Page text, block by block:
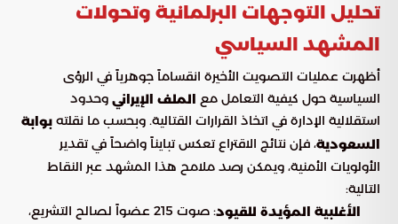
تحليل التوجهات البرلمانية وتحولات
المشهد السياسي
أظهرت عمليات التصويت الأخيرة انقساماً جوهرياً في الرؤى
السياسية حول كيفية التعامل مع الملف الإيراني وحدود
استقلالية الإدارة في اتخاذ القرارات القتالية. وبحسب ما نقلته بوابة
السعودية، فإن نتائج الاقتراع تعكس تبايناً واضحاً في تقدير
الأولويات الأمنية، ويمكن رصد ملامح هذا المشهد عبر النقاط
التالية:
الأغلبية المؤيدة للقيود
: صوت 215 عضواً لصالح التشريع،